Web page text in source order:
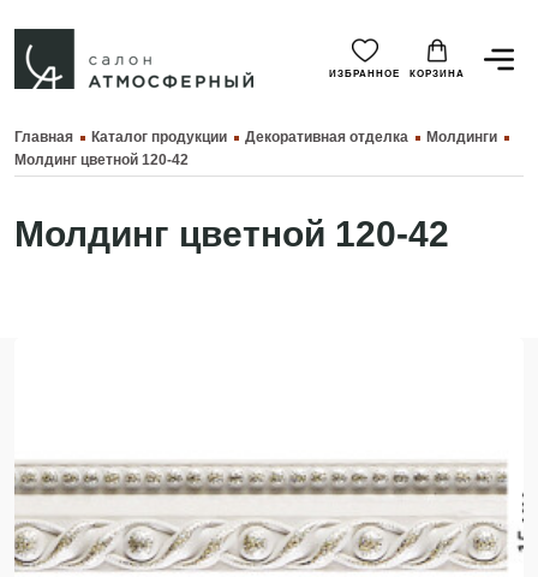
ИЗБРАННОЕ КОРЗИНА
Главная Каталог продукции Декоративная отделка
Молдинги
Молдинг цветной 120-42
Молдинг цветной 120-42